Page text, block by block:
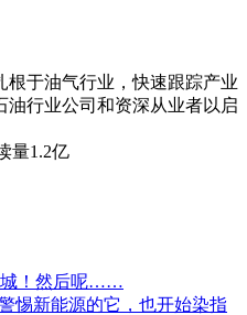
根于油气行业，快速跟踪产业
行业公司和资深从业者以启
量1.2亿
城！然后呢……
惕新能源的它，也开始染指